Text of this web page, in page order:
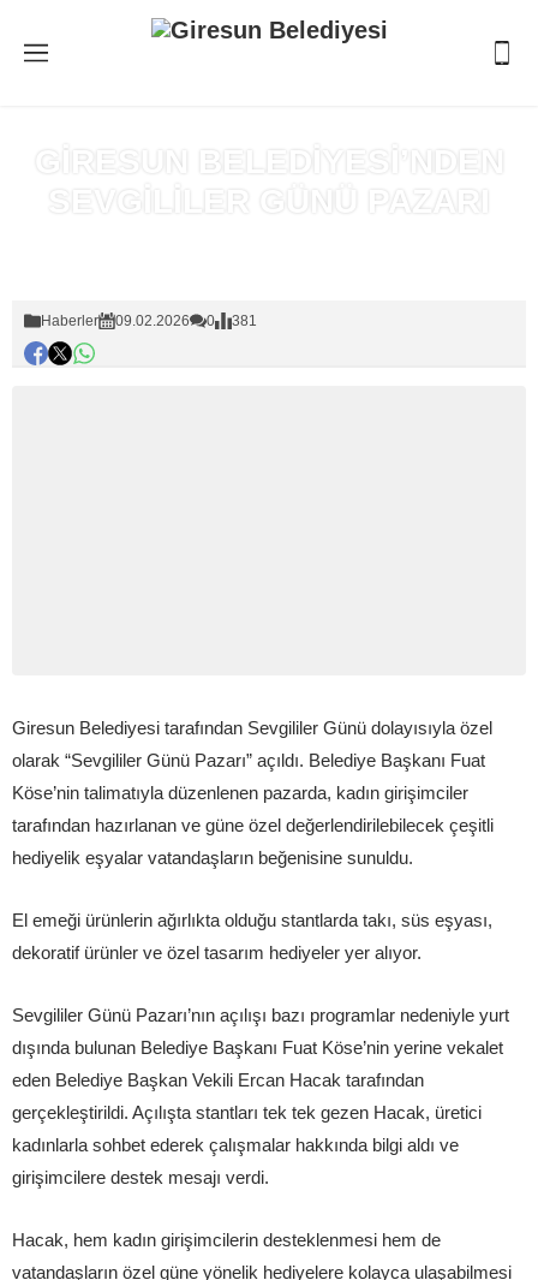
GİRESUN BELEDİYESİ’NDEN
SEVGİLİLER GÜNÜ PAZARI
Haberler 09.02.2026 0 381
Giresun Belediyesi tarafından Sevgililer Günü dolayısıyla özel
olarak “Sevgililer Günü Pazarı” açıldı. Belediye Başkanı Fuat
Köse’nin talimatıyla düzenlenen pazarda, kadın girişimciler
tarafından hazırlanan ve güne özel değerlendirilebilecek çeşitli
hediyelik eşyalar vatandaşların beğenisine sunuldu.
El emeği ürünlerin ağırlıkta olduğu stantlarda takı, süs eşyası,
dekoratif ürünler ve özel tasarım hediyeler yer alıyor.
Sevgililer Günü Pazarı’nın açılışı bazı programlar nedeniyle yurt
dışında bulunan Belediye Başkanı Fuat Köse’nin yerine vekalet
eden Belediye Başkan Vekili Ercan Hacak tarafından
gerçekleştirildi. Açılışta stantları tek tek gezen Hacak, üretici
kadınlarla sohbet ederek çalışmalar hakkında bilgi aldı ve
girişimcilere destek mesajı verdi.
Hacak, hem kadın girişimcilerin desteklenmesi hem de
vatandaşların özel güne yönelik hediyelere kolayca ulaşabilmesi